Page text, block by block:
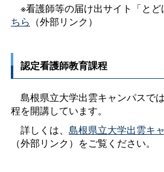
※看護師等の届け出サイト「とど
ちら （外部リンク）
認定看護師教育課程
島根県立大学出雲キャンパスで
程を開講しています。
詳しくは、 島根県立大学出雲キ
（外部リンク）をご覧ください。